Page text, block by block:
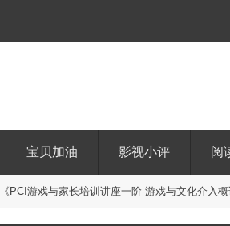
宝贝加油 影视小评 阅
《 PC 游戏与家长培训 讲座一阶-游戏与文化介 入概